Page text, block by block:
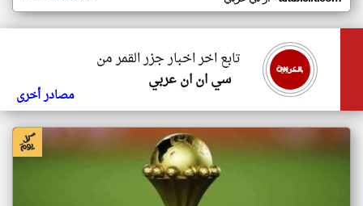
تابع اخر اخبار جزر القمر من
سي ان ان عربي
مصادر أخرى